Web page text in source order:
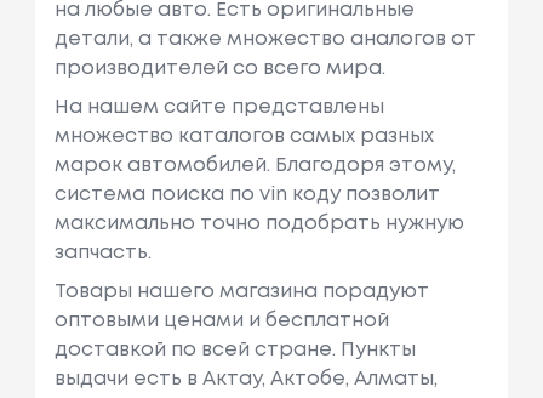
на любые авто. Есть оригинальные
детали, а также множество аналогов от
производителей со всего мира.
На нашем сайте представлены
множество каталогов самых разных
марок автомобилей. Благодоря этому,
система поиска по vin коду позволит
максимально точно подобрать нужную
запчасть.
Товары нашего магазина порадуют
оптовыми ценами и бесплатной
доставкой по всей стране. Пункты
выдачи есть в Актау, Актобе, Алматы,